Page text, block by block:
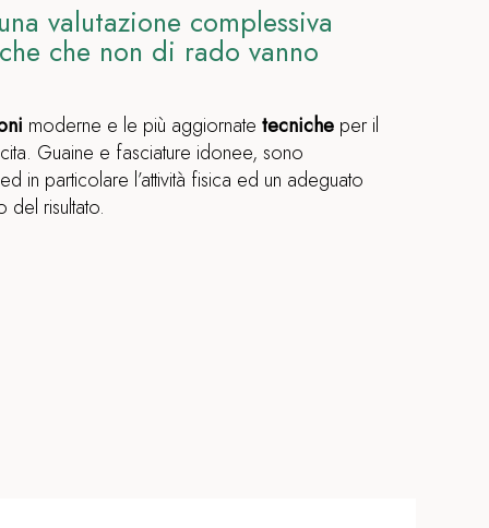
valutazione complessiva
che non di rado vanno
moderne e le più aggiornate tecnicheper il
Guaine e fasciature idonee, sono
in particolare l’attività fisica ed un adeguato
del risultato.